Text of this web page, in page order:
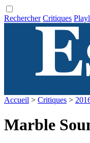
Rechercher Critiques
Accueil > Critiques >
Marble